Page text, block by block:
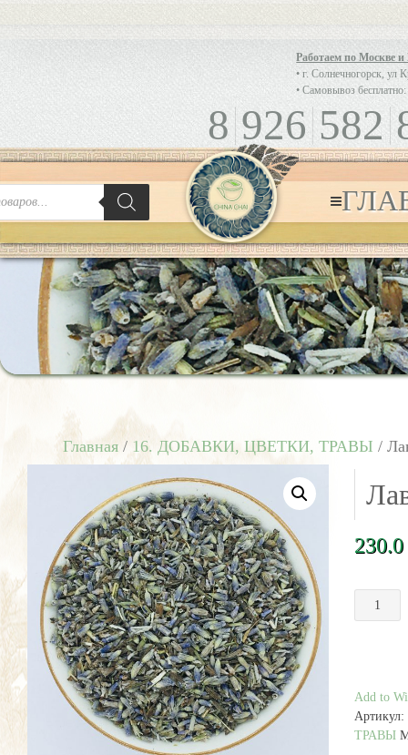
Работаем по Москве
• г. Солнечногорск, ул
• Самовывоз
8 926 582
Главная / 16. ДОБАВКИ, ЦВЕТКИ, ТРАВЫ /
230.0
товара
г
Add to
Артикул:
ТРАВЫ